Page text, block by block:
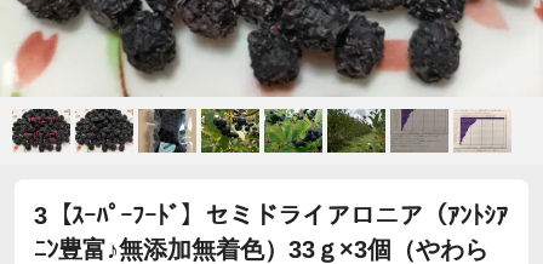
3【ｽｰﾊﾟｰﾌｰﾄﾞ】セミドライアロニア（ｱﾝﾄｼｱ
ﾆﾝ豊富♪無添加無着色）33ｇ×3個（やわら